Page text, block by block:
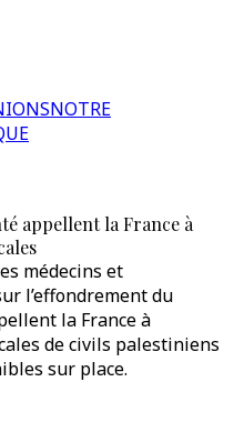
NOTRE
appellent la France à
médecins et
l’effondrement du
la France à
de civils palestiniens
sur place.